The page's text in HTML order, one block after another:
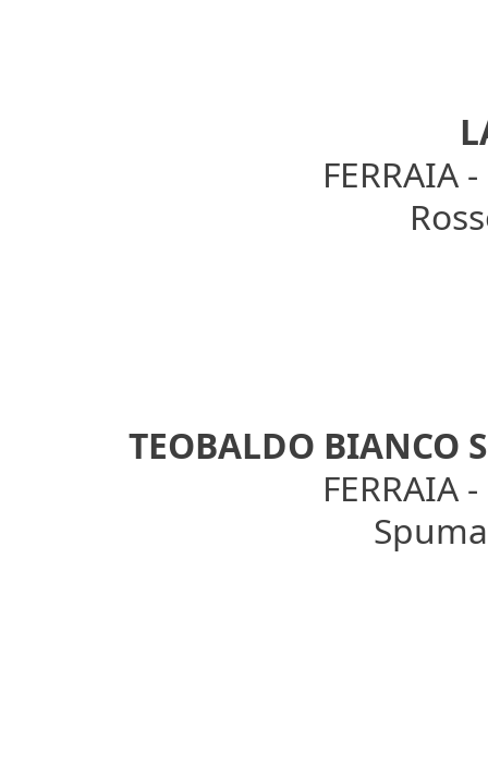
FERRAIA
TEOBALDO BIANCO
FERRAIA